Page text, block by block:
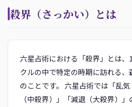
殺界（さっかい）とは
六星占術における「殺界」とは、
クルの中で特定の時期に訪れる、
のことです。 六星占術では「乱
（中殺界）」「減退（大殺界）